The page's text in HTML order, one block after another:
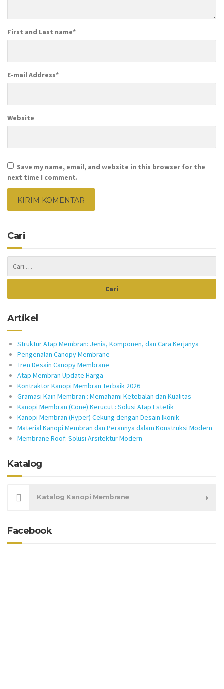
First and Last name*
E-mail Address*
Website
Save my name, email, and website in this browser for the
next time I comment.
Cari
Artikel
Struktur Atap Membran: Jenis, Komponen, dan Cara Kerjanya
Pengenalan Canopy Membrane
Tren Desain Canopy Membrane
Atap Membran Update Harga
Kontraktor Kanopi Membran Terbaik 2026
Gramasi Kain Membran : Memahami Ketebalan dan Kualitas
Kanopi Membran (Cone) Kerucut : Solusi Atap Estetik
Kanopi Membran (Hyper) Cekung dengan Desain Ikonik
Material Kanopi Membran dan Perannya dalam Konstruksi Modern
Membrane Roof: Solusi Arsitektur Modern
Katalog
Katalog Kanopi Membrane
Facebook